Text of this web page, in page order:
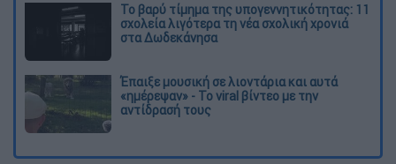
Το βαρύ τίμημα της υπογεννητικότητας: 11
σχολεία λιγότερα τη νέα σχολική χρονιά
στα Δωδεκάνησα
Έπαιξε μουσική σε λιοντάρια και αυτά
«ημέρεψαν» - Το viral βίντεο με την
αντίδρασή τους